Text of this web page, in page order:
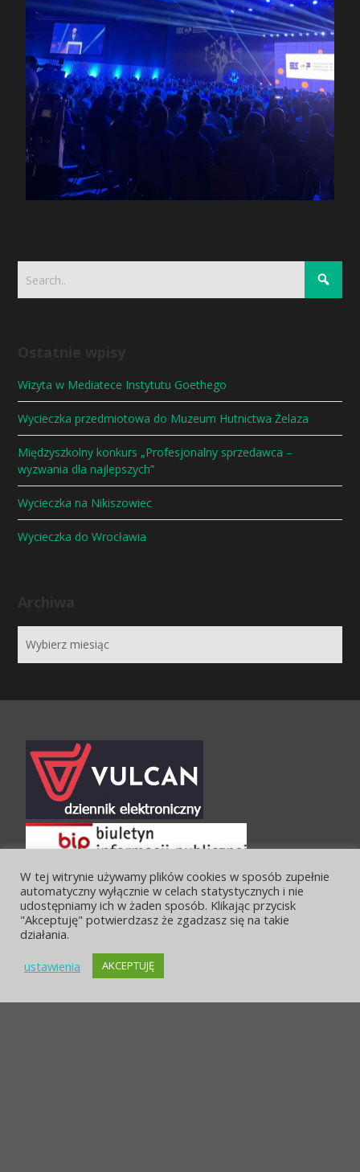
Wizyta w Mediatece Instytutu Goethego
Wycieczka przedmiotowa do Muzeum Hutnictwa Żelaza
Międzyszkolny konkurs „Profesjonalny sprzedawca –
wyzwania dla najlepszych”
Wycieczka na Nikiszowiec
Wycieczka do Wrocławia
W tej witrynie używamy plików cookies w sposób zupełnie
automatyczny wyłącznie w celach statystycznych i nie
udostępniamy ich w żaden sposób. Klikając przycisk
"Akceptuję" potwierdzasz że zgadzasz się na takie
działania.
ustawienia
AKCEPTUJĘ